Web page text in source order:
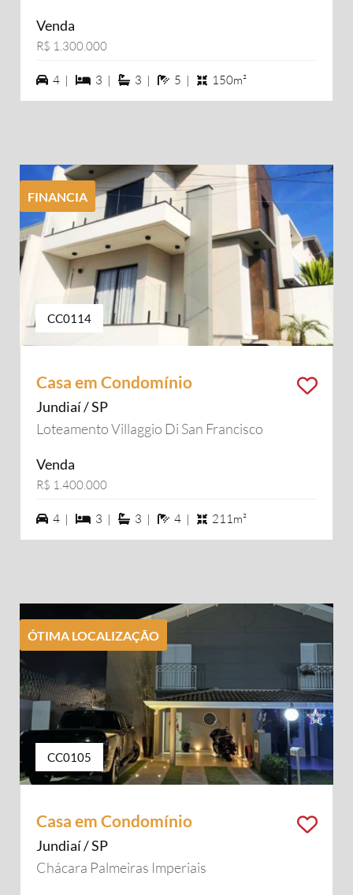
Venda
R$ 1.300.000
4 vagas na garagem
4 | 3 dormiórios
3 | 3 suítes
3 | 5 banheiros
5 | 150m²
FINANCIA
CC0114
Casa em Condomínio
Jundiaí / SP
Loteamento Villaggio Di San Francisco
Venda
R$ 1.400.000
4 vagas na garagem
4 | 3 dormiórios
3 | 3 suítes
3 | 4 banheiros
4 | 211m²
ÓTIMA LOCALIZAÇÃO
CC0105
Casa em Condomínio
Jundiaí / SP
Chácara Palmeiras Imperiais